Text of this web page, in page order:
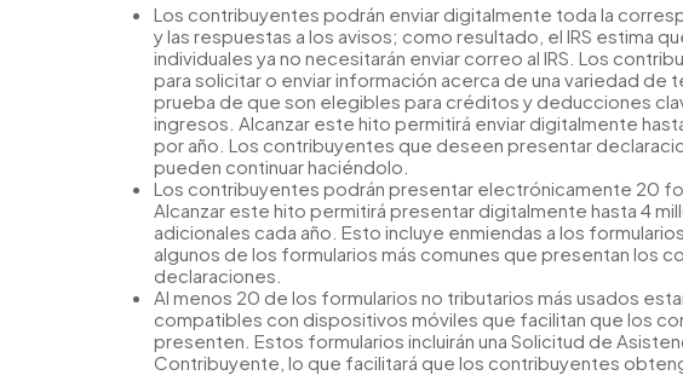
Los contribuyentes podrán enviar digitalmente toda la
y las respuestas a los avisos; como resultado, el IRS estima
individuales ya no necesitarán enviar correo al IRS. Los
para solicitar o enviar información acerca de una variedad de
prueba de que son elegibles para créditos y deducciones
ingresos. Alcanzar este hito permitirá enviar digitalmente
por año. Los contribuyentes que deseen presentar
pueden continuar haciéndolo.
Los contribuyentes podrán presentar electrónicamente 20
Alcanzar este hito permitirá presentar digitalmente hasta 4
adicionales cada año. Esto incluye enmiendas a los
algunos de los formularios más comunes que presentan los
declaraciones.
Al menos 20 de los formularios no tributarios más usados
compatibles con dispositivos móviles que facilitan que los
presenten. Estos formularios incluirán una Solicitud de
Contribuyente, lo que facilitará que los contribuyentes